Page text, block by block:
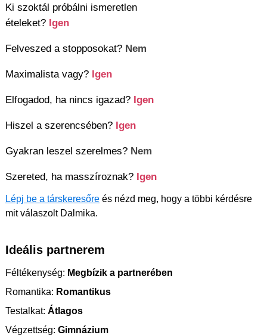
Ki szoktál próbálni ismeretlen
ételeket? Igen
Felveszed a stopposokat? Nem
Maximalista vagy? Igen
Elfogadod, ha nincs igazad? Igen
Hiszel a szerencsében? Igen
Gyakran leszel szerelmes? Nem
Szereted, ha masszíroznak? Igen
Lépj be a társkeresőre és nézd meg, hogy a többi kérdésre
mit válaszolt Dalmika.
Ideális partnerem
Féltékenység: Megbízik a partnerében
Romantika: Romantikus
Testalkat: Átlagos
Végzettség: Gimnázium